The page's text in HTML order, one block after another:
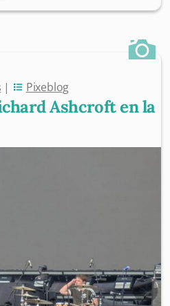
| Pixeblog
Ashcroft en la